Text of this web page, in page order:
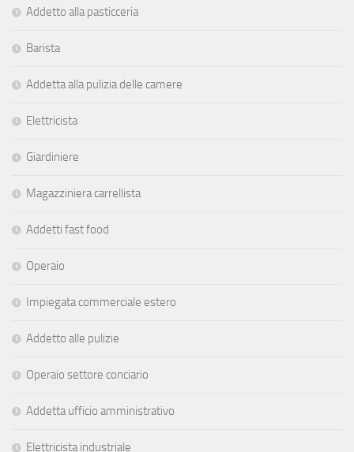
Addetto alla pasticceria
Barista
Addetta alla pulizia delle camere
Elettricista
Giardiniere
Magazziniera carrellista
Addetti fast food
Operaio
Impiegata commerciale estero
Addetto alle pulizie
Operaio settore conciario
Addetta ufficio amministrativo
Elettricista industriale